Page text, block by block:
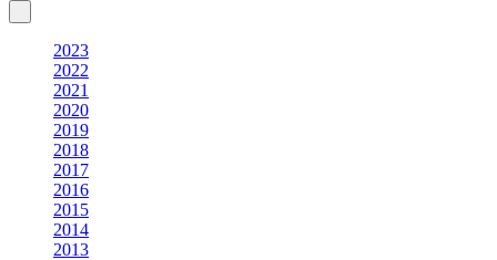
2023
2022
2021
2020
2019
2018
2017
2016
2015
2014
2013